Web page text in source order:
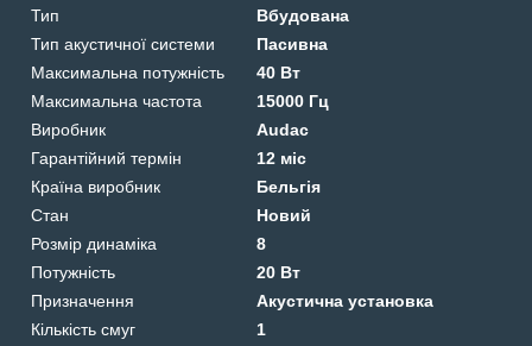
Тип
Вбудована
Тип акустичної системи
Пасивна
Максимальна потужність
40 Вт
Максимальна частота
15000 Гц
Виробник
Audac
Гарантійний термін
12 міс
Країна виробник
Бельгія
Стан
Новий
Розмір динаміка
8
Потужність
20 Вт
Призначення
Акустична установка
Кількість смуг
1